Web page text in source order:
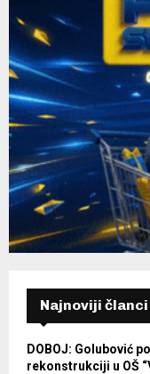
Najnoviji članci
DOBOJ: Golubović
rekonstrukciji u OŠ